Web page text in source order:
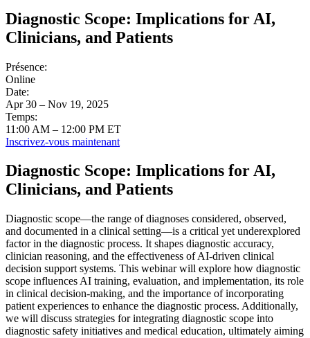
Diagnostic Scope: Implications for AI,
Clinicians, and Patients
Présence:
Online
Date:
Apr 30 – Nov 19, 2025
Temps:
11:00 AM – 12:00 PM ET
Inscrivez-vous maintenant
Diagnostic Scope: Implications for AI,
Clinicians, and Patients
Diagnostic scope—the range of diagnoses considered, observed,
and documented in a clinical setting—is a critical yet underexplored
factor in the diagnostic process. It shapes diagnostic accuracy,
clinician reasoning, and the effectiveness of AI-driven clinical
decision support systems. This webinar will explore how diagnostic
scope influences AI training, evaluation, and implementation, its role
in clinical decision-making, and the importance of incorporating
patient experiences to enhance the diagnostic process. Additionally,
we will discuss strategies for integrating diagnostic scope into
diagnostic safety initiatives and medical education, ultimately aiming